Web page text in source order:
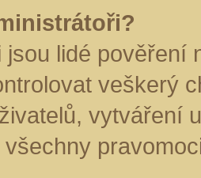
jsou lidé pověření
veškerý
vytváření